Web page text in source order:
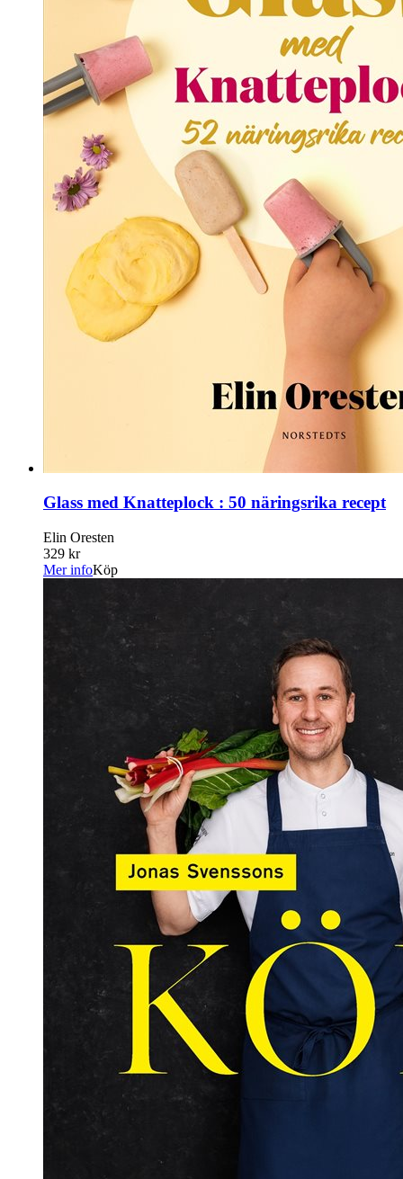
Glass med Knatteplock : 50 näringsrika recept
Elin Oresten
329 kr
Mer infoKöp